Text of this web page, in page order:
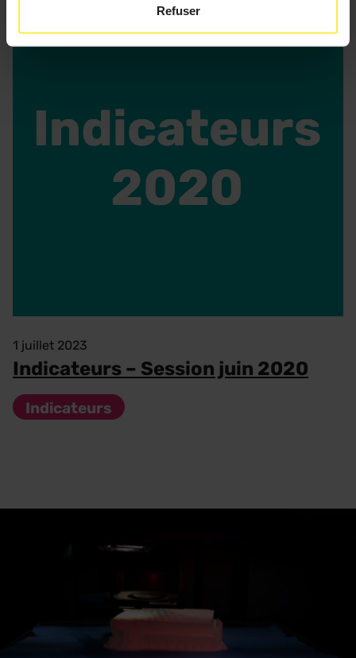
Refuser
1 juillet 2023
Indicateurs – Session juin 2020
Indicateurs